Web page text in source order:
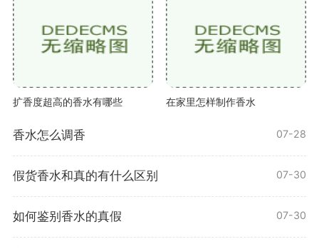
扩香度超高的香水有哪些 在家里怎样制作香水
香水怎么调香 07-28
假货香水和真的有什么区别 07-30
如何鉴别香水的真假 07-30